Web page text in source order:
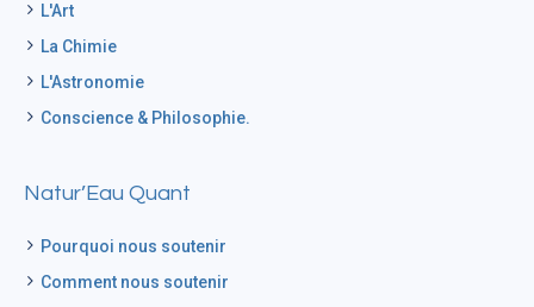
L'Art
La Chimie
L'Astronomie
Conscience & Philosophie.
Natur’Eau Quant
Pourquoi nous soutenir
Comment nous soutenir